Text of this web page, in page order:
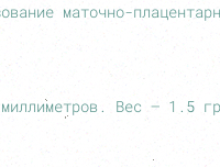
маточно-
Вес – 1.5